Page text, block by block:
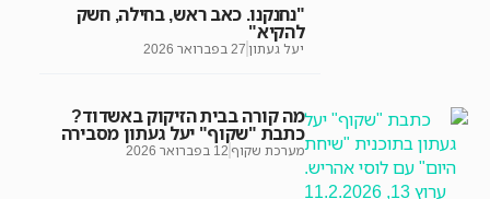
"נחנקנו. כאב ראש, בחילה, חשק
להקיא"
יעל געתון 27 בפברואר 2026
מה קורה בבית הזיקוק באשדוד?
כתבת "שקוף" יעל געתון מסבירה
מערכת שקוף 12 בפברואר 2026